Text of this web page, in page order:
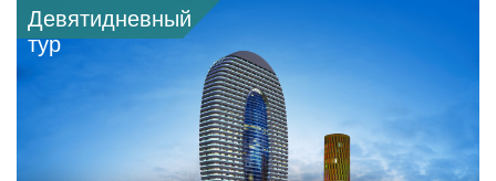
Девятидневный
тур